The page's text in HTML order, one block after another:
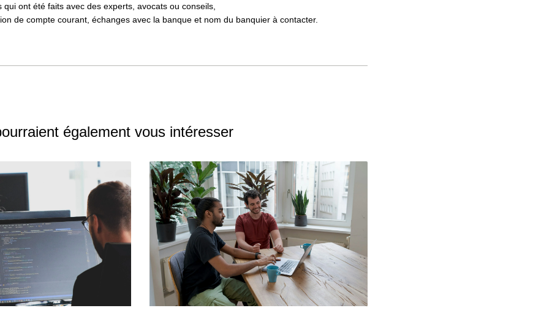
qui ont été faits avec des experts, avocats ou conseils,
de compte courant, échanges avec la banque et nom du banquier à contacter.
également vous intéresser